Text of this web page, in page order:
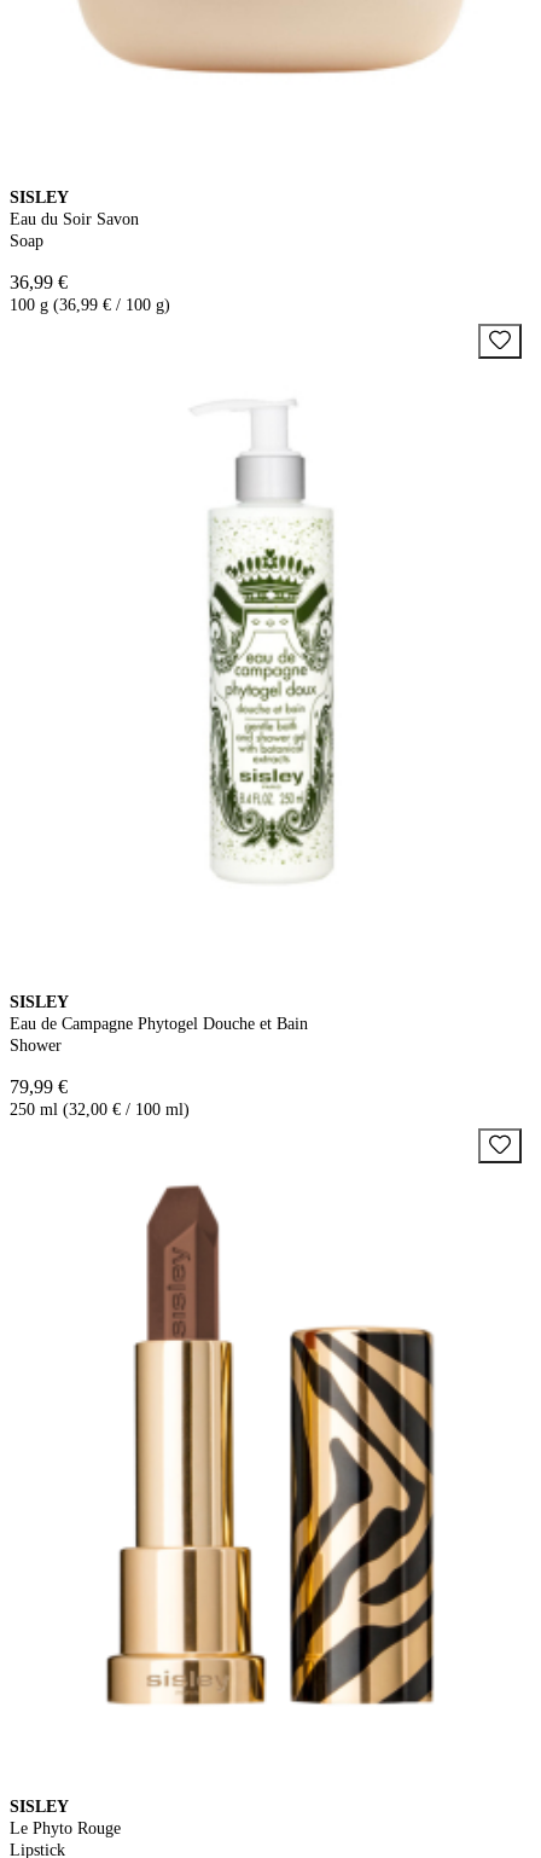
SISLEY
Eau du Soir Savon
Soap
36,99 €
100 g (36,99 € / 100 g)
SISLEY
Eau de Campagne Phytogel Douche et Bain
Shower
79,99 €
250 ml (32,00 € / 100 ml)
SISLEY
Le Phyto Rouge
Lipstick